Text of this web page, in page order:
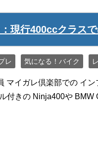
現行400ccクラス
レ 気になる！バイク
マイガレ倶楽部での イ
付きの Ninja400や